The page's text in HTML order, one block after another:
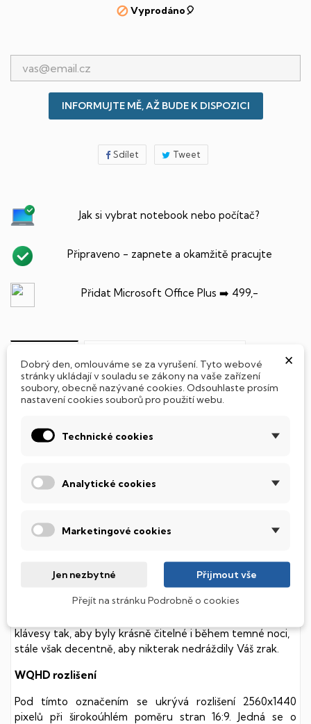
Vyprodáno🎈
INFORMUJTE MĚ, AŽ BUDE K DISPOZICI
Sdílet Tweet
Jak si vybrat notebook nebo počítač?
Připraveno - zapnete a okamžitě pracujte
Přidat Microsoft Office Plus ➡️ 499,-
SSD Disk
diskem, který na rozdíl od starších magnetických HDD
k mechanickému poškození. Díky použití elektronické
práci s daty.
klávesy tak, aby byly krásně čitelné i během temné noci,
stále však decentně, aby nikterak nedráždily Váš zrak.
WQHD rozlišení
Pod tímto označením se ukrývá rozlišení 2560x1440
pixelů při širokoúhlém poměru stran 16:9. Jedná se o
×
Dobrý den, omlouváme se za vyrušení. Tyto webové
stránky ukládají v souladu se zákony na vaše zařízení
soubory, obecně nazývané cookies. Odsouhlaste prosím
nastavení cookies souborů pro použití webu.
Technické cookies
Analytické cookies
Marketingové cookies
Jen nezbytné Přijmout vše
Přejít na stránku Podrobně o cookies